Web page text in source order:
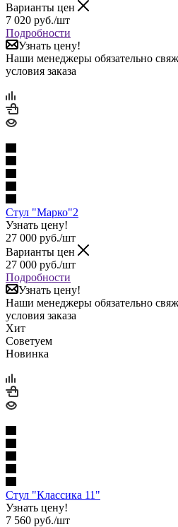
Варианты цен
7 020 руб./шт
Подробности
Узнать цену!
Наши менеджеры обязательно
условия заказа
Стул "Марко"2
Узнать цену!
27 000 руб./шт
Варианты цен
27 000 руб./шт
Подробности
Узнать цену!
Наши менеджеры обязательно
условия заказа
Хит
Советуем
Новинка
Стул "Классика 11"
Узнать цену!
7 560 руб./шт